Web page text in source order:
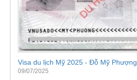
Visa du lịch Mỹ 2025 - Đỗ Mỹ Phượng
09/07/2025